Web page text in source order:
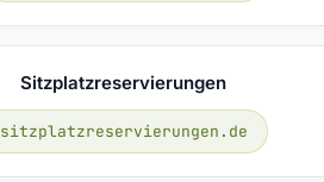
Sitzplatzreservierungen
sitzplatzreservierungen.de